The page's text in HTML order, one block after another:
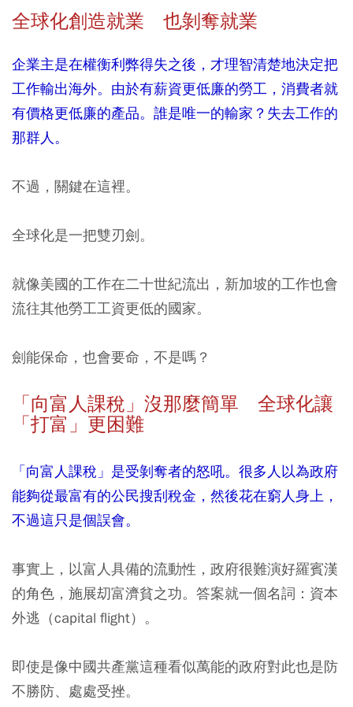
全球化創造就業 也剝奪就業
企業主是在權衡利弊得失之後，才理智清楚地決定把
工作輸出海外。由於有薪資更低廉的勞工，消費者就
有價格更低廉的產品。誰是唯一的輸家？失去工作的
那群人。
不過，關鍵在這裡。
全球化是一把雙刃劍。
就像美國的工作在二十世紀流出，新加坡的工作也會
流往其他勞工工資更低的國家。
劍能保命，也會要命，不是嗎？
「向富人課稅」沒那麼簡單 全球化讓
「打富」更困難
「向富人課稅」是受剝奪者的怒吼。很多人以為政府
能夠從最富有的公民搜刮稅金，然後花在窮人身上，
不過這只是個誤會。
事實上，以富人具備的流動性，政府很難演好羅賓漢
的角色，施展刧富濟貧之功。答案就一個名詞：資本
外逃（capital flight）。
即使是像中國共產黨這種看似萬能的政府對此也是防
不勝防、處處受挫。